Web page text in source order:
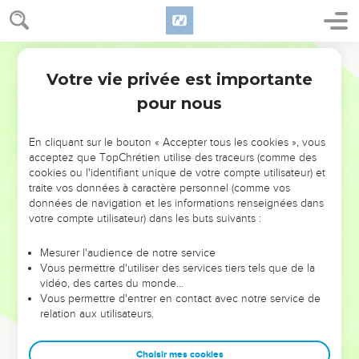
NE MANQUEZ PAS L’ÉVÉNEMENT
DE L’ANNÉE !
ET SI LEURS ERREURS POUVAIENT VOUS ÉVITER LES
VOTRES ?
leur foi ou leur vision. Mais on voit moins les doutes, les erreurs
et les saisons difficiles qu'ils ont traversés, alors même que ce
sont elles qui les ont façonnés.
Dans cette conférence, leaders, entrepreneurs, et responsables
clés pour avancer avec plus de sagesse afin que leurs erreurs
Votre vie privée est importante
pour nous
En cliquant sur le bouton « Accepter tous les cookies », vous
acceptez que TopChrétien utilise des traceurs (comme des
cookies ou l'identifiant unique de votre compte utilisateur) et
traite vos données à caractère personnel (comme vos
données de navigation et les informations renseignées dans
votre compte utilisateur) dans les buts suivants :
Mesurer l'audience de notre service
Vous permettre d'utiliser des services tiers tels que de la
vidéo, des cartes du monde…
Vous permettre d'entrer en contact avec notre service de
relation aux utilisateurs.
Choisir mes cookies